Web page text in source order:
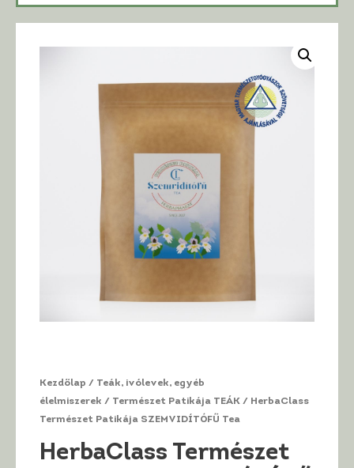
Kezdőlap / Teák, ivólevek, egyéb
élelmiszerek / Természet Patikája TEÁK / HerbaClass
Természet Patikája SZEMVIDÍTÓFŰ Tea
HerbaClass Természet